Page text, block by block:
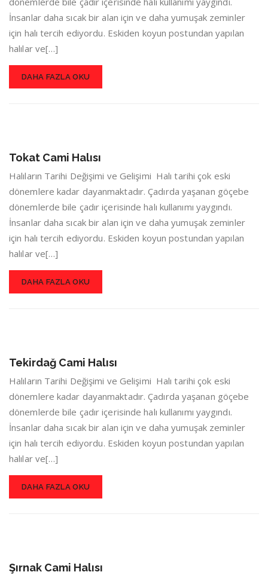
İnsanlar daha sıcak bir alan için ve daha yumuşak zeminler
için halı tercih ediyordu. Eskiden koyun postundan yapılan
halılar ve[…]
DAHA FAZLA OKU
Tokat Cami Halısı
Halıların Tarihi Değişimi ve Gelişimi Halı tarihi çok eski
dönemlere kadar dayanmaktadır. Çadırda yaşanan göçebe
dönemlerde bile çadır içerisinde halı kullanımı yaygındı.
İnsanlar daha sıcak bir alan için ve daha yumuşak zeminler
için halı tercih ediyordu. Eskiden koyun postundan yapılan
halılar ve[…]
DAHA FAZLA OKU
Tekirdağ Cami Halısı
Halıların Tarihi Değişimi ve Gelişimi Halı tarihi çok eski
dönemlere kadar dayanmaktadır. Çadırda yaşanan göçebe
dönemlerde bile çadır içerisinde halı kullanımı yaygındı.
İnsanlar daha sıcak bir alan için ve daha yumuşak zeminler
için halı tercih ediyordu. Eskiden koyun postundan yapılan
halılar ve[…]
DAHA FAZLA OKU
Şırnak Cami Halısı